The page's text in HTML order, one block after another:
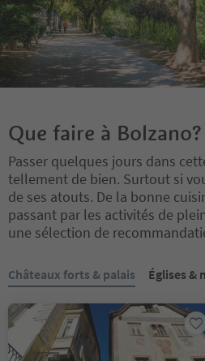
Que faire à Bolzano?
Passer quelques jours dans
tellement de bien. Surtout si
de ses atouts. De la bonne
passant par les activités de
une sélection de
Vous êtes sur un curseur à
Châteaux forts & palais Églises &